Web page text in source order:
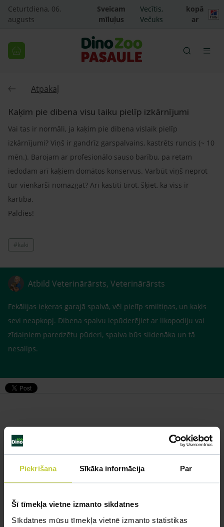
Piekrišana Sīkāka informācija Par
Šī tīmekļa vietne izmanto sīkdatnes
Sīkdatnes mūsu tīmekļa vietnē izmanto statistikas
Ceturtdiena, 06.
augusts
Sveicam
mīluļus
Vecītis,
Večuks
kopā
ar
Atpakaļ
Kaķim pie dibena visu laiku pielīp izkārnījumi
Vai tas ir normāli, ja kaķim pie dibena vislaik pielīp
izkārnījumi? Viņš ir gandrīz garspalvains, kastrēts runcis (~ 10
mēn.). Barojam ar profesionālo sauso barību, pa retam
iedodam arī kaķiem domātos konservus. Varbūt viņš neprot
tur vienkārši nomazgāt? Arī kastīti tīrot, šķiet, ka viss ir
kārtībā.
Paldies!
#kaki
Atbild Veterinārārsts, Veterinārārsts
Fekālijas ieķeras garajā spalvā, vēl pielīp smiltiņas, un kaķis
sevi neapkopj. Dibena spalvu iepūderējiet ar likopodiju vai
zīdaiņiem paredzētu pūderi, spalva būs slidenāka un tā
nesalips.
Līdzīgi jautājumi
UZDOT JAUTĀJUMU